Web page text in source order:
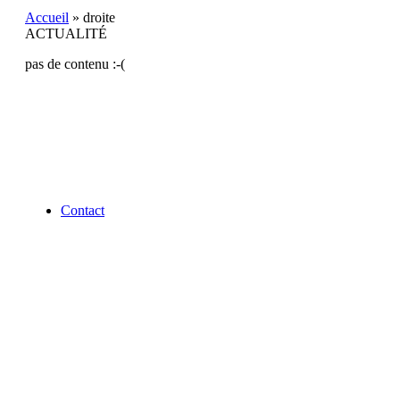
livre,
un
Accueil » droite
ACTUALITÉ
pas de contenu :-(
Contact